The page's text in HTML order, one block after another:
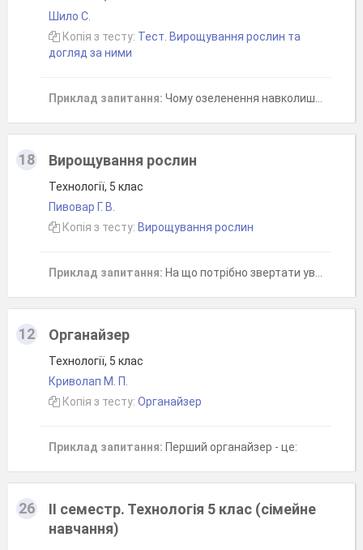
Шило С.
Копія з тесту: Тест. Вирощування рослин та
догляд за ними
Приклад запитання: Чому озеленення навколишнього середовища має велике значення?
18 Вирощування рослин
Технології, 5 клас
Пивовар Г. В.
Копія з тесту: Вирощування рослин
Приклад запитання: На що потрібно звертати увагу під час вибору насіння?
12 Органайзер
Технології, 5 клас
Криволап М. П.
Копія з тесту: Органайзер
Приклад запитання: Перший органайзер - це:
26
ІІ семестр. Технологія 5 клас (сімейне
навчання)